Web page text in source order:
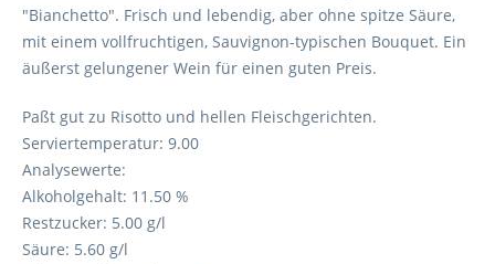
"Bianchetto". Frisch und lebendig, aber ohne spitze Säure,
mit einem vollfruchtigen, Sauvignon-typischen Bouquet. Ein
äußerst gelungener Wein für einen guten Preis.
Paßt gut zu Risotto und hellen Fleischgerichten.
Serviertemperatur: 9.00
Analysewerte:
Alkoholgehalt: 11.50 %
Restzucker: 5.00 g/l
Säure: 5.60 g/l